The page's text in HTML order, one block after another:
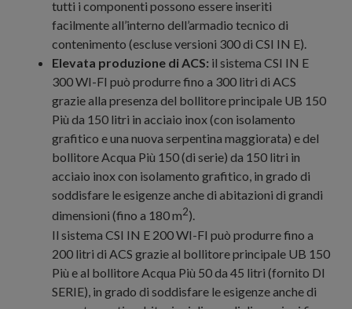
tutti i componenti possono essere inseriti
facilmente all’interno dell’armadio tecnico di
contenimento (escluse versioni 300 di CSI IN E).
Elevata produzione di ACS: il sistema CSI IN E
300 WI-FI può produrre fino a 300 litri di ACS
grazie alla presenza del bollitore principale UB 150
Più da 150 litri in acciaio inox (con isolamento
grafitico e una nuova serpentina maggiorata) e del
bollitore Acqua Più 150 (di serie) da 150 litri in
acciaio inox con isolamento grafitico, in grado di
soddisfare le esigenze anche di abitazioni di grandi
dimensioni (fino a 180 m2).
Il sistema CSI IN E 200 WI-FI può produrre fino a
200 litri di ACS grazie al bollitore principale UB 150
Più e al bollitore Acqua Più 50 da 45 litri (fornito DI
SERIE), in grado di soddisfare le esigenze anche di